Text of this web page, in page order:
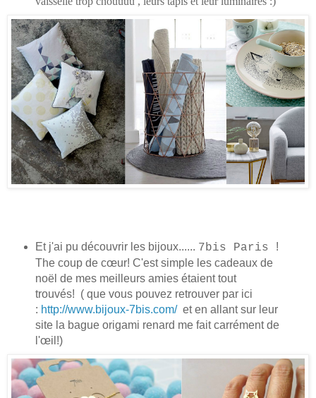
Et j'ai pu découvrir les bijoux...... 7bis Paris
!
The coup de cœur! C'est simple les cadeaux de
noël de mes meilleurs amies étaient tout
trouvés! ( que vous pouvez retrouver par ici
: http://www.bijoux-7bis.com/et en allant sur leur
site la bague origami renard me fait carrément de
l'œil!)